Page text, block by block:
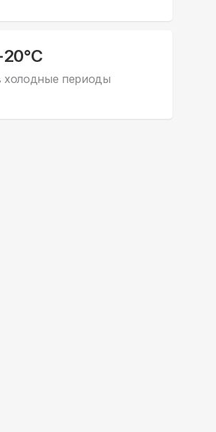
холодные периоды